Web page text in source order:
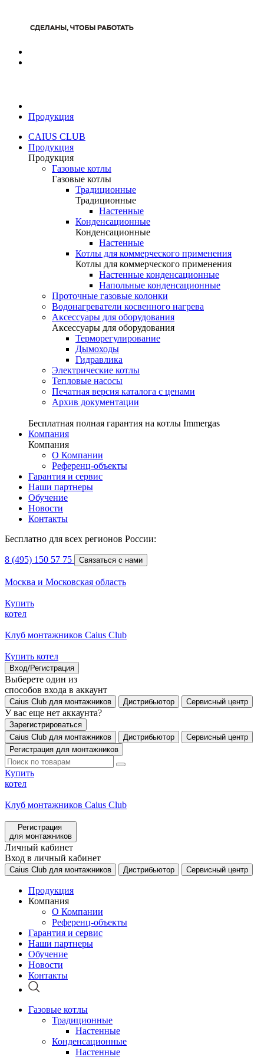
Продукция
CAIUS CLUB
Продукция
Продукция
Газовые котлы
Газовые котлы
Традиционные
Традиционные
Настенные
Конденсационные
Конденсационные
Настенные
Котлы для коммерческого применения
Котлы для коммерческого применения
Настенные конденсационные
Напольные конденсационные
Проточные газовые колонки
Водонагреватели косвенного нагрева
Аксессуары для оборудования
Аксессуары для оборудования
Терморегулирование
Дымоходы
Гидравлика
Электрические котлы
Тепловые насосы
Печатная версия каталога с ценами
Архив документации
Бесплатная полная гарантия на котлы Immergas
Компания
Компания
О Компании
Референц-объекты
Гарантия и сервис
Наши партнеры
Обучение
Новости
Контакты
Бесплатно для всех регионов России:
8 (495) 150 57 75 Связаться с нами
Москва и Московская область
Купить
котел
Клуб монтажников Caius Club
Купить котел
Вход/Регистрация
Выберете один из
способов входа в аккаунт
Caius Club для монтажников Дистрибьютор Сервисный центр
У вас еще нет аккаунта?
Зарегистрироваться
Caius Club для монтажников
Дистрибьютор
Сервисный центр
Регистрация для монтажников
Купить
котел
Клуб монтажников Caius Club
Регистрация
для монтажников
Личный кабинет
Вход в личный кабинет
Caius Club для монтажников Дистрибьютор Сервисный центр
Продукция
Компания
О Компании
Референц-объекты
Гарантия и сервис
Наши партнеры
Обучение
Новости
Контакты
Газовые котлы
Традиционные
Настенные
Конденсационные
Настенные